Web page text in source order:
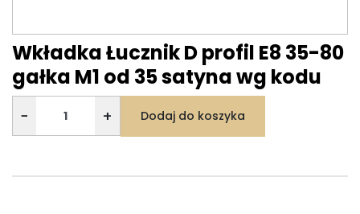
Wkładka Łucznik D profil E8 35-80
gałka M1 od 35 satyna wg kodu
− + Dodaj do koszyka